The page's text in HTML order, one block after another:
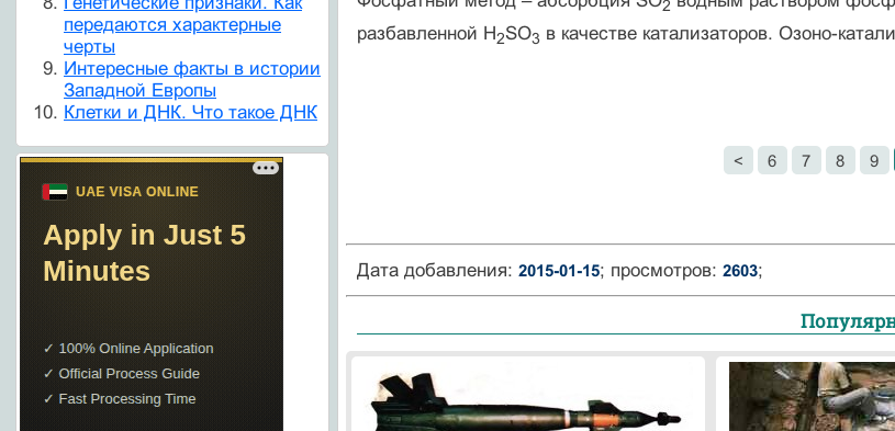
2
разбавленной H2SO3 в качестве катализаторов. Озоно-
< 6 7 8 9
Дата добавления: 2015-01-15; просмотров: 2603;
передаются характерные
черты
Интересные факты в истории
Западной Европы
Клетки и ДНК. Что такое ДНК